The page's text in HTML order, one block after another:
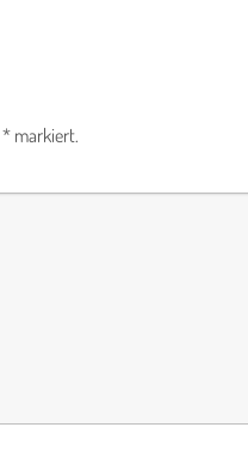
* markiert.